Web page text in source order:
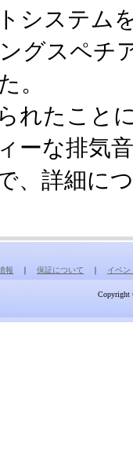
システム
グスペチ
。
れたこと
ーな排気
、詳細に
報 ｜ 保証について ｜ イベン
Copyright